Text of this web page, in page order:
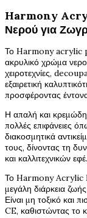
Harmony
Νερού για
Το Harmony acrylic
ακρυλικό χρώμα
χειροτεχνίες,
εξαιρετική
προσφέροντας
Η απαλή και
πολλές επιφάνειες
διακοσμητικά
τους, δίνοντας τη
και καλλιτεχνικών εφέ.
Το Harmony Acrylic
μεγάλη διάρκεια
Είναι μη τοξικό και
CE, καθιστώντας το